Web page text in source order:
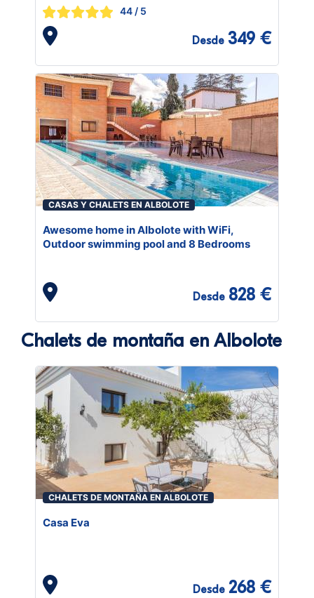
44 / 5
Desde 349 €
CASAS Y CHALETS EN ALBOLOTE
Awesome home in Albolote with WiFi,
Outdoor swimming pool and 8 Bedrooms
Desde 828 €
Chalets de montaña en Albolote
CHALETS DE MONTAÑA EN ALBOLOTE
Casa Eva
Desde 268 €